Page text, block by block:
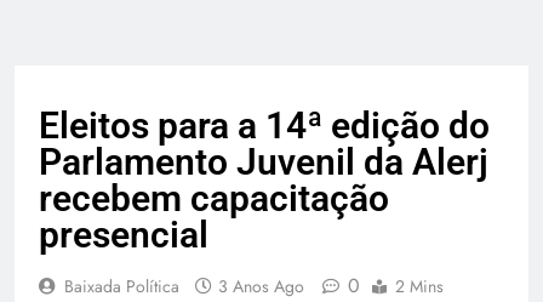
Eleitos para a 14ª edição do
Parlamento Juvenil da Alerj
recebem capacitação
presencial
Baixada Política 3 Anos Ago 0 2 Mins